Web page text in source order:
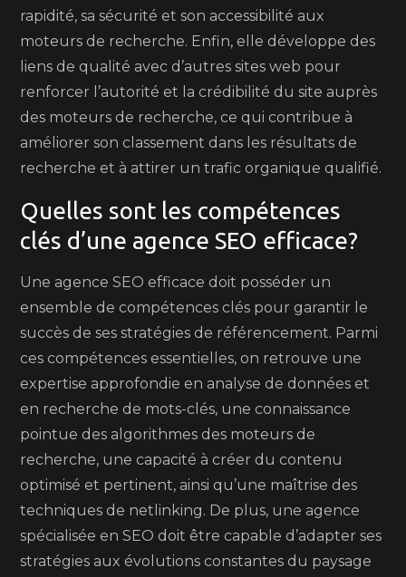
rapidité, sa sécurité et son accessibilité aux
moteurs de recherche. Enfin, elle développe des
liens de qualité avec d’autres sites web pour
renforcer l’autorité et la crédibilité du site auprès
des moteurs de recherche, ce qui contribue à
améliorer son classement dans les résultats de
recherche et à attirer un trafic organique qualifié.
Quelles sont les compétences
clés d’une agence SEO efficace?
Une agence SEO efficace doit posséder un
ensemble de compétences clés pour garantir le
succès de ses stratégies de référencement. Parmi
ces compétences essentielles, on retrouve une
expertise approfondie en analyse de données et
en recherche de mots-clés, une connaissance
pointue des algorithmes des moteurs de
recherche, une capacité à créer du contenu
optimisé et pertinent, ainsi qu’une maîtrise des
techniques de netlinking. De plus, une agence
spécialisée en SEO doit être capable d’adapter ses
stratégies aux évolutions constantes du paysage